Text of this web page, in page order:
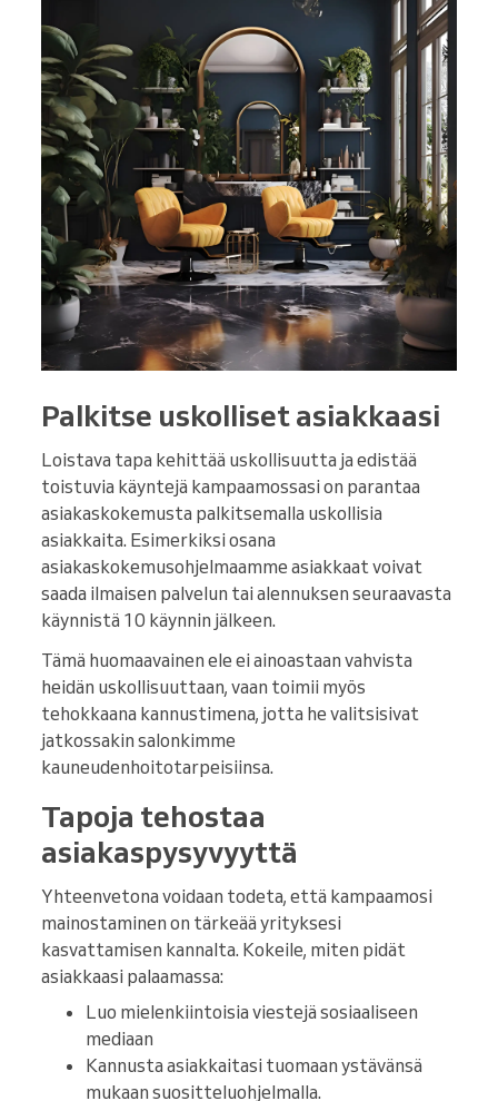
Palkitse uskolliset asiakkaasi
Loistava tapa kehittää uskollisuutta ja edistää
toistuvia käyntejä kampaamossasi on parantaa
asiakaskokemusta palkitsemalla uskollisia
asiakkaita. Esimerkiksi osana
asiakaskokemusohjelmaamme asiakkaat voivat
saada ilmaisen palvelun tai alennuksen seuraavasta
käynnistä 10 käynnin jälkeen.
Tämä huomaavainen ele ei ainoastaan vahvista
heidän uskollisuuttaan, vaan toimii myös
tehokkaana kannustimena, jotta he valitsisivat
jatkossakin salonkimme
kauneudenhoitotarpeisiinsa.
Tapoja tehostaa
asiakaspysyvyyttä
Yhteenvetona voidaan todeta, että kampaamosi
mainostaminen on tärkeää yrityksesi
kasvattamisen kannalta. Kokeile, miten pidät
asiakkaasi palaamassa:
Luo mielenkiintoisia viestejä sosiaaliseen
mediaan
Kannusta asiakkaitasi tuomaan ystävänsä
mukaan suositteluohjelmalla.